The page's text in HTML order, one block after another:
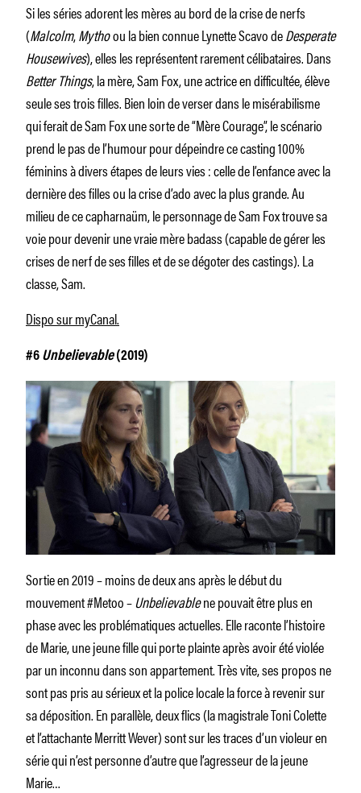
Si les séries adorent les mères au bord de la crise de nerfs
(Malcolm,Mythoou la bien connue Lynette Scavo deDesperate
Housewives), elles les représentent rarement célibataires. Dans
Better Things, la mère, Sam Fox, une actrice en difficultée, élève
seule ses trois filles. Bien loin de verser dans le misérabilisme
qui ferait de Sam Fox une sorte de “Mère Courage”, le scénario
prend le pas de l’humour pour dépeindre ce casting 100%
féminins à divers étapes de leurs vies : celle de l’enfance avec la
dernière des filles ou la crise d’ado avec la plus grande. Au
milieu de ce capharnaüm, le personnage de Sam Fox trouve sa
voie pour devenir une vraie mère badass (capable de gérer les
crises de nerf de ses filles et de se dégoter des castings). La
classe, Sam.
Dispo sur myCanal.
#6 Unbelievable(2019)
Sortie en 2019 – moins de deux ans après le début du
mouvement #Metoo –Unbelievablene pouvait être plus en
phase avec les problématiques actuelles. Elle raconte l’histoire
de Marie, une jeune fille qui porte plainte après avoir été violée
par un inconnu dans son appartement. Très vite, ses propos ne
sont pas pris au sérieux et la police locale la force à revenir sur
sa déposition. En parallèle, deux flics (la magistrale Toni Colette
et l’attachante Merritt Wever) sont sur les traces d’un violeur en
série qui n’est personne d’autre que l’agresseur de la jeune
Marie…